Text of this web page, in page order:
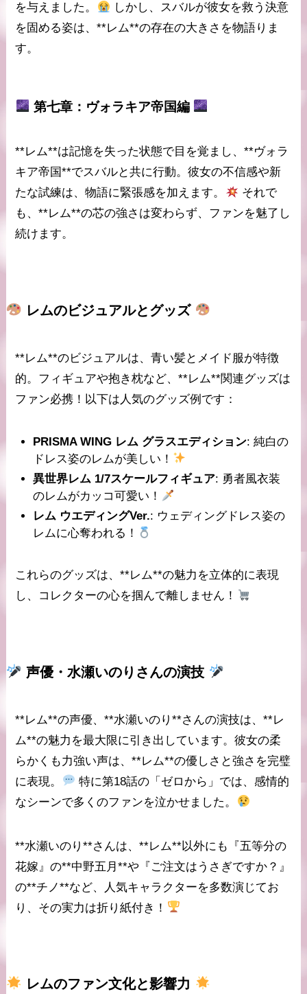
を与えました。
しかし、スバルが彼女を救う決意
を固める姿は、**レム**の存在の大きさを物語りま
す。
第七章：ヴォラキア帝国編
**レム**は記憶を失った状態で目を覚まし、**ヴォラ
キア帝国**でスバルと共に行動。彼女の不信感や新
たな試練は、物語に緊張感を加えます。
それで
も、**レム**の芯の強さは変わらず、ファンを魅了し
続けます。
レムのビジュアルとグッズ
**レム**のビジュアルは、青い髪とメイド服が特徴
的。フィギュアや抱き枕など、**レム**関連グッズは
ファン必携！以下は人気のグッズ例です：
PRISMA WING レム グラスエディション: 純白の
ドレス姿のレムが美しい！
異世界レム 1/7スケールフィギュア: 勇者風衣装
のレムがカッコ可愛い！
レム ウエディングVer.: ウェディングドレス姿の
レムに心奪われる！
これらのグッズは、**レム**の魅力を立体的に表現
し、コレクターの心を掴んで離しません！
声優・水瀬いのり さんの演技
**レム**の声優、**水瀬いのり**さんの演技は、**レ
ム**の魅力を最大限に引き出しています。彼女の柔
らかくも力強い声は、**レム**の優しさと強さを完璧
に表現。
特に第18話の「ゼロから」では、感情的
なシーンで多くのファンを泣かせました。
**水瀬いのり**さんは、**レム**以外にも『五等分の
花嫁』の**中野五月**や『ご注文はうさぎですか？』
の**チノ**など、人気キャラクターを多数演じてお
り、その実力は折り紙付き！
レムのファン文化と影響力